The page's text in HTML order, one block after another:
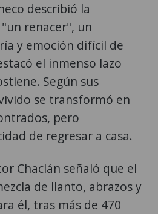
y emoción difícil de
el inmenso lazo
Según sus
se transformó en
pero
de regresar a casa.
Chaclán señaló que el
él, tras más de 470
y un proceso que
lo mejor es poder